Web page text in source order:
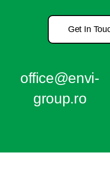
Get In
office@envi-
group.ro